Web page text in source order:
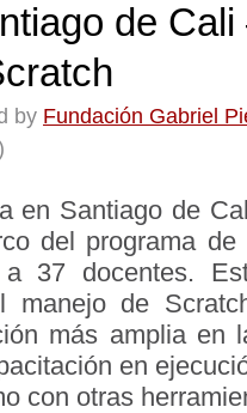
de
by Fundación Gabriel
en Santiago de
del programa de
37 docentes.
manejo de
más amplia en
en
con otras